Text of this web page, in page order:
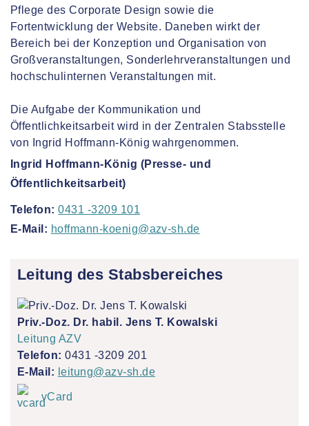
Pflege des Corporate Design sowie die
Fortentwicklung der Website. Daneben wirkt der
Bereich bei der Konzeption und Organisation von
Großveranstaltungen, Sonderlehrveranstaltungen und
hochschulinternen Veranstaltungen mit.
Die Aufgabe der Kommunikation und
Öffentlichkeitsarbeit wird in der Zentralen Stabsstelle
von Ingrid Hoffmann-König wahrgenommen.
Ingrid Hoffmann-König (Presse- und
Öffentlichkeitsarbeit)
Telefon: 0431 -3209 101
E-Mail: hoffmann-koenig@azv-sh.de
Leitung des Stabsbereiches
Priv.-Doz. Dr. habil. Jens T. Kowalski
Leitung AZV
Telefon: 0431 -3209 201
E-Mail: leitung@azv-sh.de
vCard